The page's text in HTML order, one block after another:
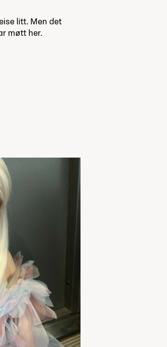
litt. Men det
møtt her.